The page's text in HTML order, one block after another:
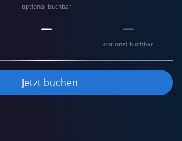
optional buchbar
optional buchbar
Jetzt buchen